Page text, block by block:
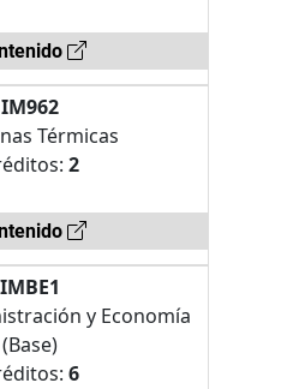
IM962
Térmicas
2
IMBE1
y Economía
(Base)
6